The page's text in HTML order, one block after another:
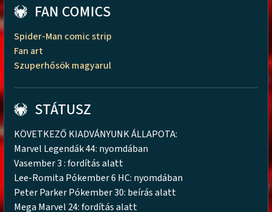
FAN COMICS
Spider-Man comic strip
Fan art
Szuperhősök magyarul
STÁTUSZ
KÖVETKEZŐ KIADVÁNYUNK ÁLLAPOTA:
Marvel Legendák 44: nyomdában
Vasember 3 : fordítás alatt
Lee-Romita Pókember 6 HC: nyomdában
Peter Parker Pókember 30: beírás alatt
Mega Marvel 24: fordítás alatt